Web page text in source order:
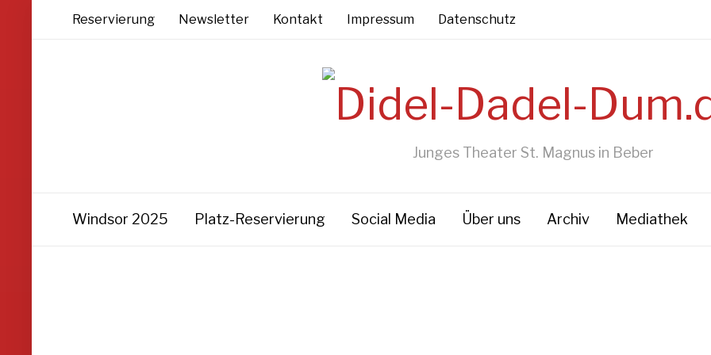
Reservierung Newsletter Kontakt Impressum Datenschutz
Junges Theater St. Magnus in Beber
Windsor 2025 Platz-Reservierung Social Media Über uns Archiv Mediathek